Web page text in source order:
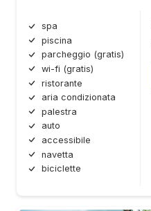
spa
piscina
parcheggio (gratis)
wi-fi (gratis)
ristorante
aria condizionata
palestra
auto
accessibile
navetta
biciclette